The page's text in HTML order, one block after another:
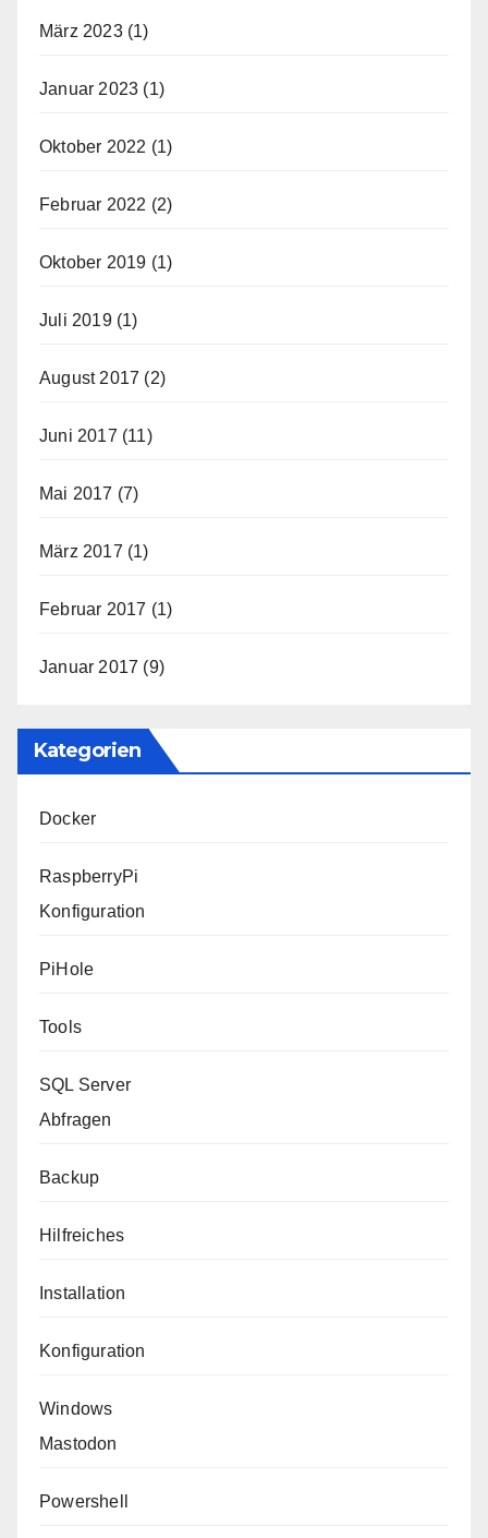
März 2023(1)
Januar 2023 (1)
Oktober 2022 (1)
Februar 2022 (2)
Oktober 2019 (1)
Juli 2019(1)
August 2017 (2)
Juni 2017 (11)
Mai 2017 (7)
März 2017 (1)
Februar 2017 (1)
Januar 2017 (9)
Kategorien
Docker
RaspberryPi
Konfiguration
PiHole
Tools
SQL Server
Abfragen
Backup
Hilfreiches
Installation
Konfiguration
Windows
Mastodon
Powershell